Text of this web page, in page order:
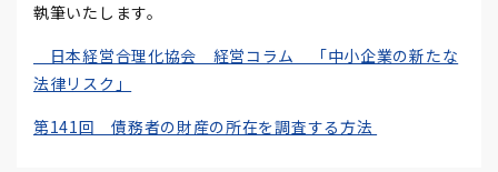
執筆いたします。
日本経営合理化協会 経営コラム 「中小企業の新たな
法律リスク」
第141回 債務者の財産の所在を調査する方法